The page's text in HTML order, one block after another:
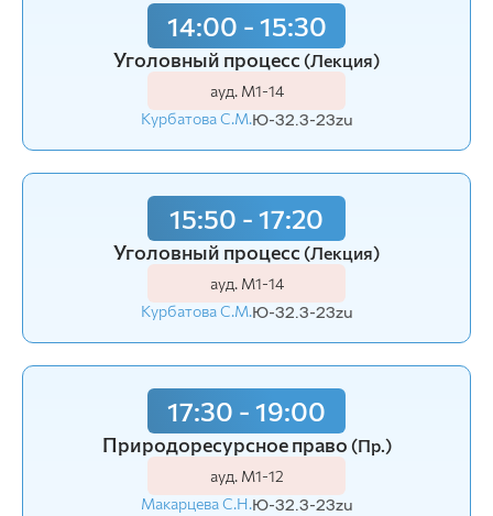
14:00 - 15:30
Уголовный процесс (Лекция)
ауд. М1-14
Курбатова С.М.Ю-32.3-23zu
15:50 - 17:20
Уголовный процесс (Лекция)
ауд. М1-14
Курбатова С.М.Ю-32.3-23zu
17:30 - 19:00
Природоресурсное право (Пр.)
ауд. М1-12
Макарцева С.Н.Ю-32.3-23zu